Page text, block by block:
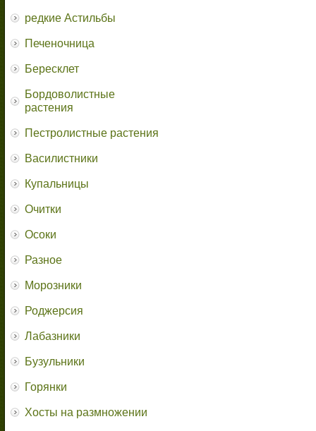
редкие Астильбы
Печеночница
Бересклет
Бордоволистные
растения
Пестролистные растения
Василистники
Купальницы
Очитки
Осоки
Разное
Морозники
Роджерсия
Лабазники
Бузульники
Горянки
Хосты на размножении